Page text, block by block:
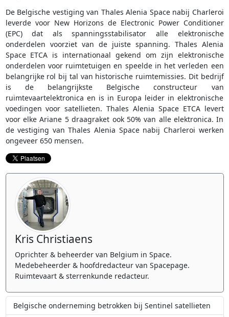
De Belgische vestiging van Thales Alenia Space nabij Charleroi
leverde voor New Horizons de Electronic Power Conditioner
(EPC) dat als spanningsstabilisator alle elektronische
onderdelen voorziet van de juiste spanning. Thales Alenia
Space ETCA is internationaal gekend om zijn elektronische
onderdelen voor ruimtetuigen en speelde in het verleden een
belangrijke rol bij tal van historische ruimtemissies. Dit bedrijf
is de belangrijkste Belgische constructeur van
ruimtevaartelektronica en is in Europa leider in elektronische
voedingen voor satellieten. Thales Alenia Space ETCA levert
voor elke Ariane 5 draagraket ook 50% van alle elektronica. In
de vestiging van Thales Alenia Space nabij Charleroi werken
ongeveer 650 mensen.
Kris Christiaens
Oprichter & beheerder van Belgium in Space.
Medebeheerder & hoofdredacteur van Spacepage.
Ruimtevaart & sterrenkunde redacteur.
Belgische onderneming betrokken bij Sentinel satellieten